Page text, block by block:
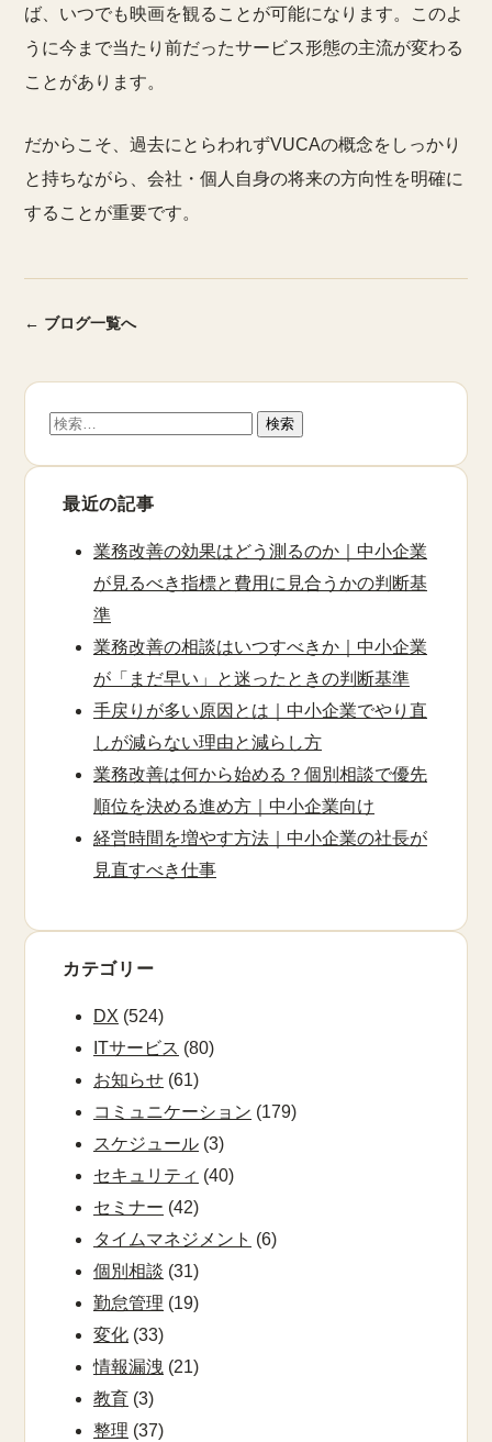
ば、いつでも映画を観ることが可能になります。このよ
うに今まで当たり前だったサービス形態の主流が変わる
ことがあります。
だからこそ、過去にとらわれずVUCAの概念をしっかり
と持ちながら、会社・個人自身の将来の方向性を明確に
することが重要です。
← ブログ一覧へ
検
最近の記事
業務改善の効果はどう測るのか｜中小企業
が見るべき指標と費用に見合うかの判断基
準
業務改善の相談はいつすべきか｜中小企業
が「まだ早い」と迷ったときの判断基準
手戻りが多い原因とは｜中小企業でやり直
しが減らない理由と減らし方
業務改善は何から始める？個別相談で優先
順位を決める進め方｜中小企業向け
経営時間を増やす方法｜中小企業の社長が
見直すべき仕事
カテゴリー
DX (524)
ITサービス (80)
お知らせ (61)
コミュニケーション (179)
スケジュール (3)
セキュリティ (40)
セミナー (42)
タイムマネジメント (6)
個別相談 (31)
勤怠管理 (19)
変化 (33)
情報漏洩 (21)
教育 (3)
整理 (37)